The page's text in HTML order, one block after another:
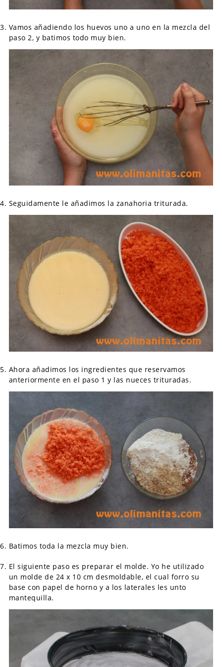
Vamos añadiendo los huevos uno a uno en la mezcla del
paso 2, y batimos todo muy bien.
Seguidamente le añadimos la zanahoria triturada.
Ahora añadimos los ingredientes que reservamos
anteriormente en el paso 1 y las nueces trituradas.
Batimos toda la mezcla muy bien.
El siguiente paso es preparar el molde. Yo he utilizado
un molde de 24 x 10 cm desmoldable, el cual forro su
base con papel de horno y a los laterales les unto
mantequilla.